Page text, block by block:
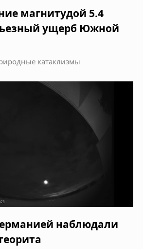
магнитудой 5.4
ущерб Южной
катаклизмы
наблюдали